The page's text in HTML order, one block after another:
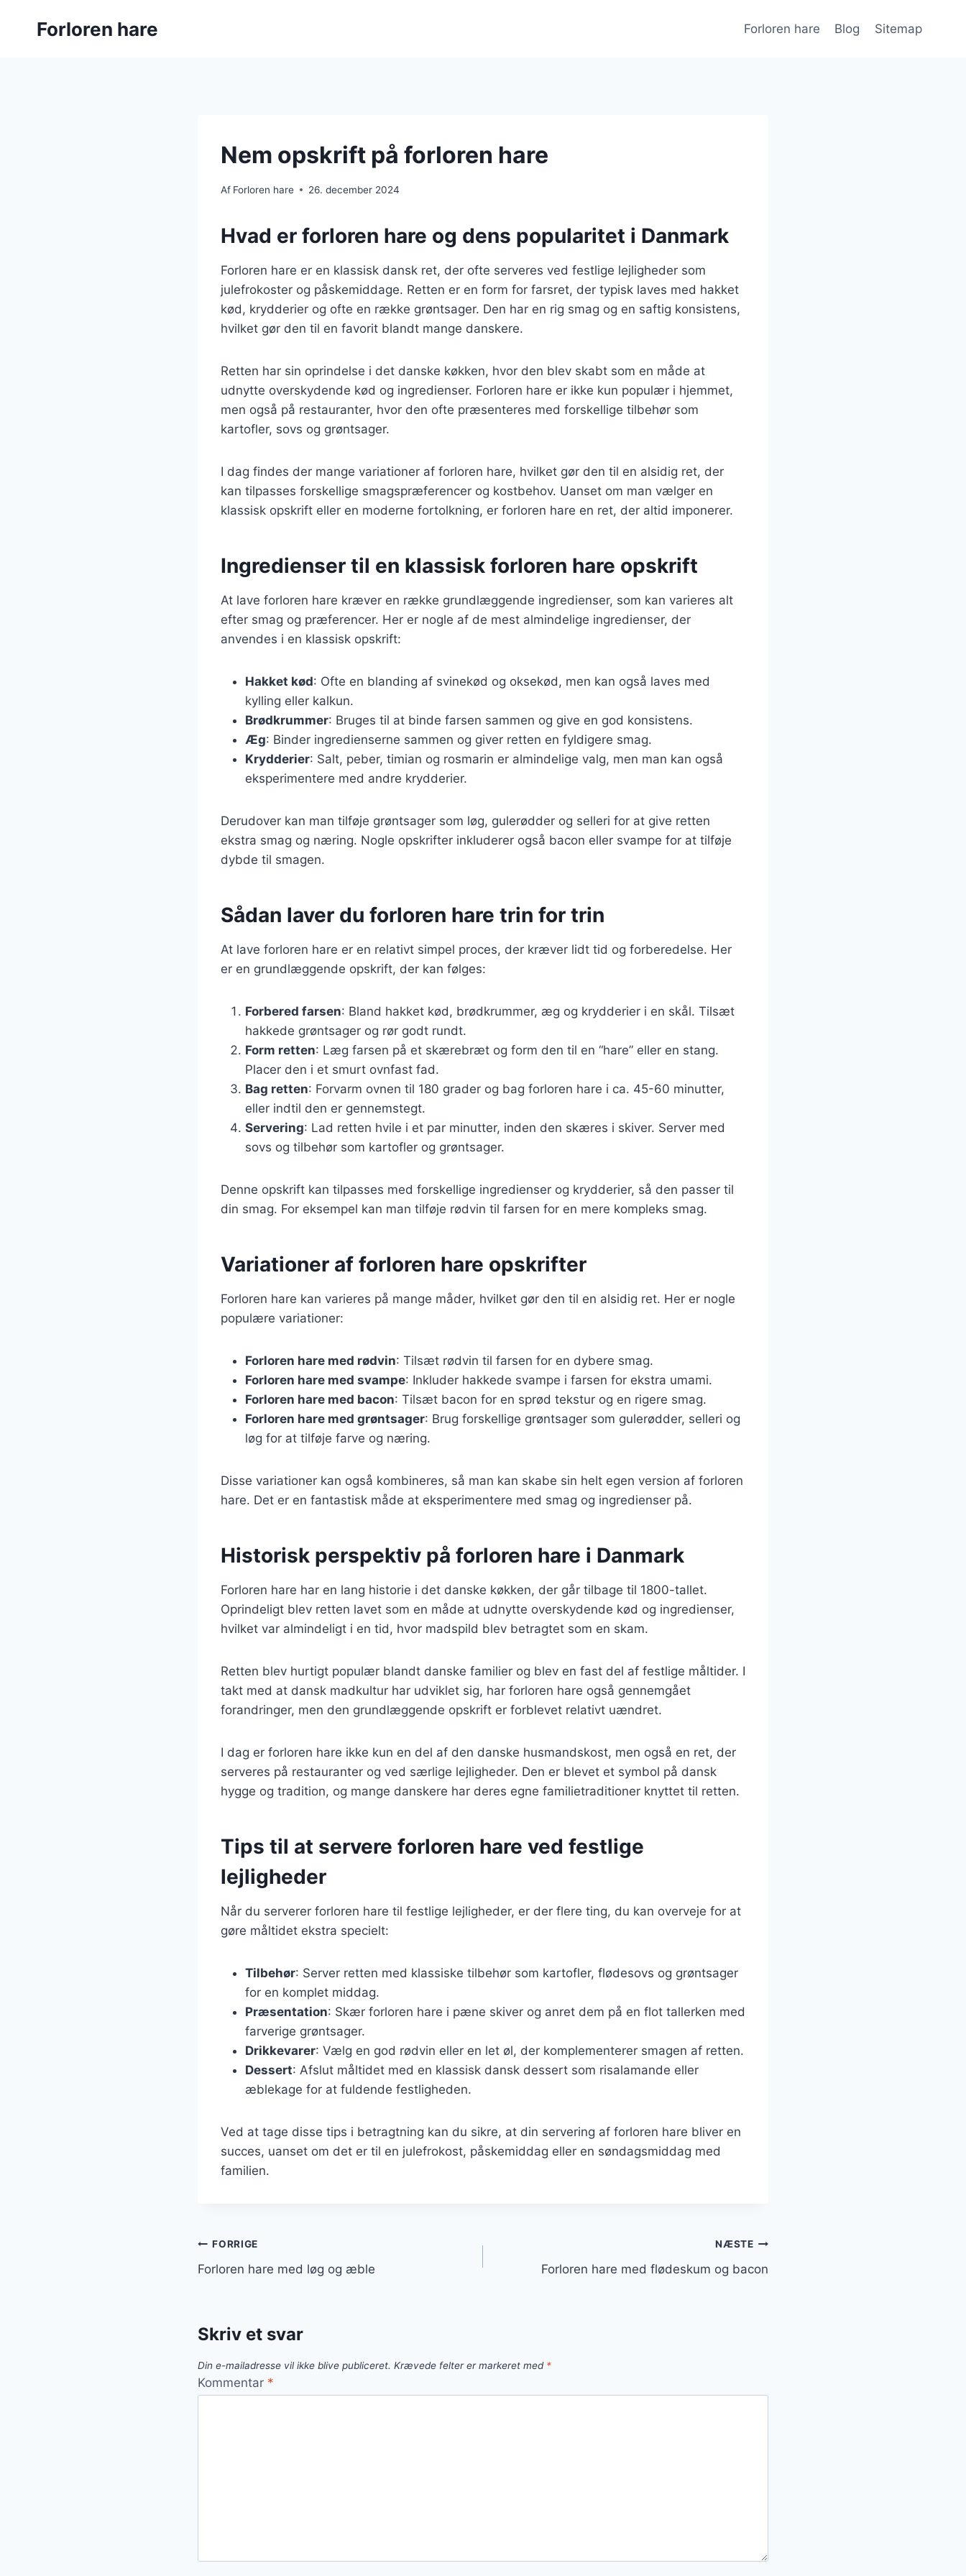
Forloren hare Forloren hare Blog Sitemap
Nem opskrift på forloren hare
Af Forloren hare 26. december 2024
Hvad er forloren hare og dens popularitet i Danmark
Forloren hare er en klassisk dansk ret, der ofte serveres ved festlige lejligheder som
julefrokoster og påskemiddage. Retten er en form for farsret, der typisk laves med hakket
kød, krydderier og ofte en række grøntsager. Den har en rig smag og en saftig konsistens,
hvilket gør den til en favorit blandt mange danskere.
Retten har sin oprindelse i det danske køkken, hvor den blev skabt som en måde at
udnytte overskydende kød og ingredienser. Forloren hare er ikke kun populær i hjemmet,
men også på restauranter, hvor den ofte præsenteres med forskellige tilbehør som
kartofler, sovs og grøntsager.
I dag findes der mange variationer af forloren hare, hvilket gør den til en alsidig ret, der
kan tilpasses forskellige smagspræferencer og kostbehov. Uanset om man vælger en
klassisk opskrift eller en moderne fortolkning, er forloren hare en ret, der altid imponerer.
Ingredienser til en klassisk forloren hare opskrift
At lave forloren hare kræver en række grundlæggende ingredienser, som kan varieres alt
efter smag og præferencer. Her er nogle af de mest almindelige ingredienser, der
anvendes i en klassisk opskrift:
Hakket kød: Ofte en blanding af svinekød og oksekød, men kan også laves med
kylling eller kalkun.
Brødkrummer: Bruges til at binde farsen sammen og give en god konsistens.
Æg: Binder ingredienserne sammen og giver retten en fyldigere smag.
Krydderier: Salt, peber, timian og rosmarin er almindelige valg, men man kan også
eksperimentere med andre krydderier.
Derudover kan man tilføje grøntsager som løg, gulerødder og selleri for at give retten
ekstra smag og næring. Nogle opskrifter inkluderer også bacon eller svampe for at tilføje
dybde til smagen.
Sådan laver du forloren hare trin for trin
At lave forloren hare er en relativt simpel proces, der kræver lidt tid og forberedelse. Her
er en grundlæggende opskrift, der kan følges:
Forbered farsen: Bland hakket kød, brødkrummer, æg og krydderier i en skål. Tilsæt
hakkede grøntsager og rør godt rundt.
Form retten: Læg farsen på et skærebræt og form den til en “hare” eller en stang.
Placer den i et smurt ovnfast fad.
Bag retten: Forvarm ovnen til 180 grader og bag forloren hare i ca. 45-60 minutter,
eller indtil den er gennemstegt.
Servering: Lad retten hvile i et par minutter, inden den skæres i skiver. Server med
sovs og tilbehør som kartofler og grøntsager.
Denne opskrift kan tilpasses med forskellige ingredienser og krydderier, så den passer til
din smag. For eksempel kan man tilføje rødvin til farsen for en mere kompleks smag.
Variationer af forloren hare opskrifter
Forloren hare kan varieres på mange måder, hvilket gør den til en alsidig ret. Her er nogle
populære variationer:
Forloren hare med rødvin: Tilsæt rødvin til farsen for en dybere smag.
Forloren hare med svampe: Inkluder hakkede svampe i farsen for ekstra umami.
Forloren hare med bacon: Tilsæt bacon for en sprød tekstur og en rigere smag.
Forloren hare med grøntsager: Brug forskellige grøntsager som gulerødder, selleri og
løg for at tilføje farve og næring.
Disse variationer kan også kombineres, så man kan skabe sin helt egen version af forloren
hare. Det er en fantastisk måde at eksperimentere med smag og ingredienser på.
Historisk perspektiv på forloren hare i Danmark
Forloren hare har en lang historie i det danske køkken, der går tilbage til 1800-tallet.
Oprindeligt blev retten lavet som en måde at udnytte overskydende kød og ingredienser,
hvilket var almindeligt i en tid, hvor madspild blev betragtet som en skam.
Retten blev hurtigt populær blandt danske familier og blev en fast del af festlige måltider. I
takt med at dansk madkultur har udviklet sig, har forloren hare også gennemgået
forandringer, men den grundlæggende opskrift er forblevet relativt uændret.
I dag er forloren hare ikke kun en del af den danske husmandskost, men også en ret, der
serveres på restauranter og ved særlige lejligheder. Den er blevet et symbol på dansk
hygge og tradition, og mange danskere har deres egne familietraditioner knyttet til retten.
Tips til at servere forloren hare ved festlige
lejligheder
Når du serverer forloren hare til festlige lejligheder, er der flere ting, du kan overveje for at
gøre måltidet ekstra specielt:
Tilbehør: Server retten med klassiske tilbehør som kartofler, flødesovs og grøntsager
for en komplet middag.
Præsentation: Skær forloren hare i pæne skiver og anret dem på en flot tallerken med
farverige grøntsager.
Drikkevarer: Vælg en god rødvin eller en let øl, der komplementerer smagen af retten.
Dessert: Afslut måltidet med en klassisk dansk dessert som risalamande eller
æblekage for at fuldende festligheden.
Ved at tage disse tips i betragtning kan du sikre, at din servering af forloren hare bliver en
succes, uanset om det er til en julefrokost, påskemiddag eller en søndagsmiddag med
familien.
Indlægsnavigation
FORRIGE
Forloren hare med løg og æble
NÆSTE
Forloren hare med flødeskum og bacon
Skriv et svar
Din e-mailadresse vil ikke blive publiceret. Krævede felter er markeret med *
Kommentar *